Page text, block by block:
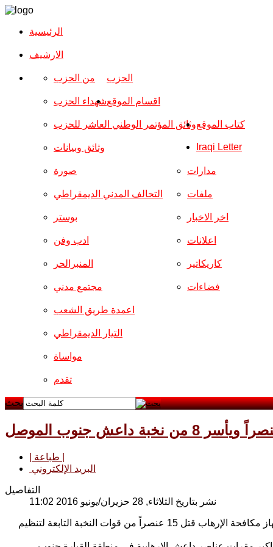
الرئيسية
الارشیف
الحزب من الحزب
شهداء الحزب
وثائق المؤتمر الوطني العاشر للحزب
وثائق وبيانات
اقسام الموقع
صورة
التحالف المدني الديمقراطي
بوستر
ادب وفن
المنبرالحر
مجتمع مدني
مدارات
ملفات
اخر الاخبار
اعلانات
كاريكاتير
فضاءات
اعمدة طريق الشعب
التيار الديمقراطي
مواساة
تقدم
كتاب الموقع
Iraqi Letter
بحث
البريد الإلكتروني
التفاصيل
نشر بتاريخ الثلاثاء, 28 حزيران/يونيو 2016 11:02
أفاد مصدر من داخل ناحية القيارة جنوب مدينة الموصل يوم الثلاثاء ان جهاز مكافحة الإرهاب قتل 15 عنصراً من قوات النخبة التابعة لتنظيم